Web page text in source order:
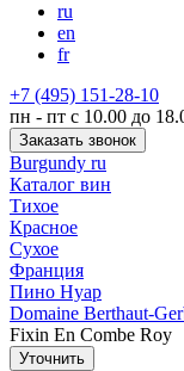
ru
en
fr
+7 (495) 151-28-10
пн - пт с 10.00 до
Заказать звонок
Burgundy ru
Каталог вин
Тихое
Красное
Сухое
Франция
Пино Нуар
Domaine Berthaut-
Fixin En Combe Roy
Уточнить